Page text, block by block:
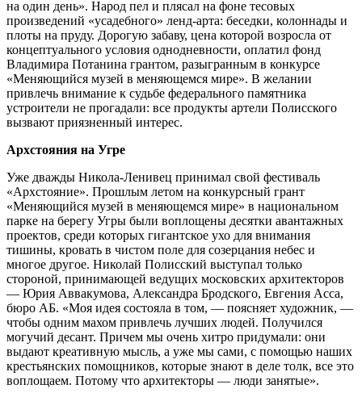
на один день». Народ пел и плясал на фоне тесовых
произведений «усадебного» ленд-арта: беседки, колоннады и
плоты на пруду. Дорогую забаву, цена которой возросла от
концептуального условия однодневности, оплатил фонд
Владимира Потанина грантом, разыгранным в конкурсе
«Меняющийся музей в меняющемся мире». В желании
привлечь внимание к судьбе федерального памятника
устроители не прогадали: все продукты артели Полисского
вызвают приязненный интерес.
Архстояния на Угре
Уже дважды Никола-Ленивец принимал свой фестиваль
«Архстояние». Прошлым летом на конкурсный грант
«Меняющийся музей в меняющемся мире» в национальном
парке на берегу Угры были воплощены десятки авантажных
проектов, среди которых гигантское ухо для внимания
тишины, кровать в чистом поле для созерцания небес и
многое другое. Николай Полисский выступал только
стороной, принимающей ведущих московских архитекторов
— Юрия Аввакумова, Александра Бродского, Евгения Асса,
бюро АБ. «Моя идея состояла в том, — поясняет художник, —
чтобы одним махом привлечь лучших людей. Получился
могучий десант. Причем мы очень хитро придумали: они
выдают креативную мысль, а уже мы сами, с помощью наших
крестьянских помощников, которые знают в деле толк, все это
воплощаем. Потому что архитекторы — люди занятые».